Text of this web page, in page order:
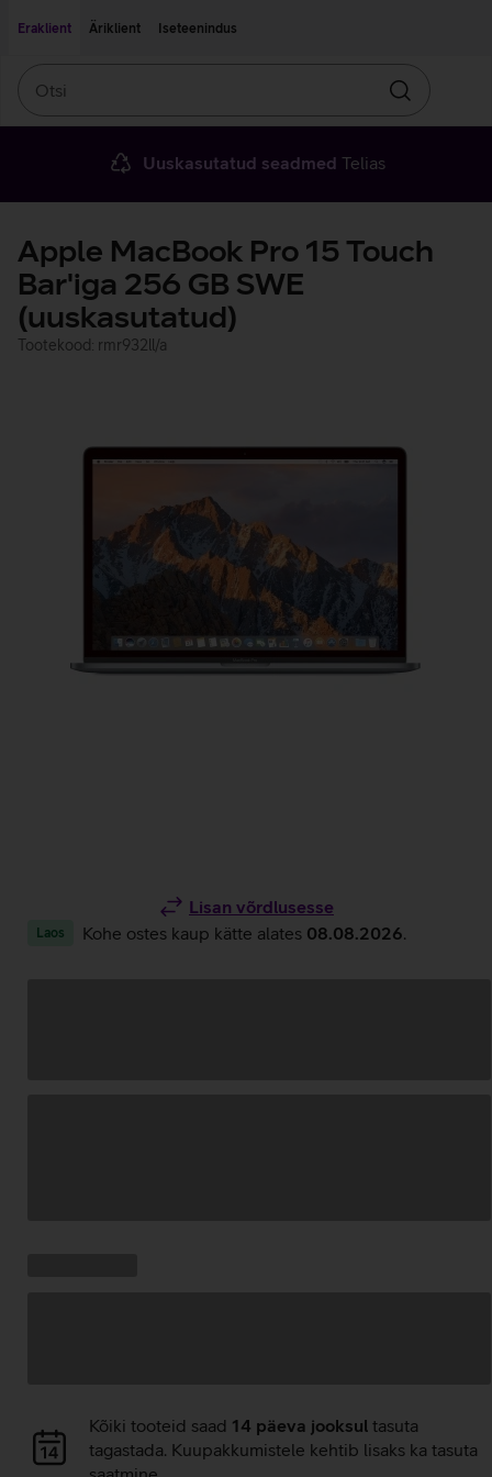
Eraklient
Äriklient Iseteenindus
Otsin
Uuskasutatud seadmed Telias
Apple MacBook Pro 15 Touch
Bar'iga 256 GB SWE
(uuskasutatud)
Tootekood: rmr932ll/a
Lisan võrdlusesse
Laos Kohe ostes kaup kätte alates 08.08.2026
Andmete
laadimine
Kõiki tooteid saad 14 päeva jooksul tasuta
tagastada. Kuupakkumistele kehtib lisaks ka tasuta